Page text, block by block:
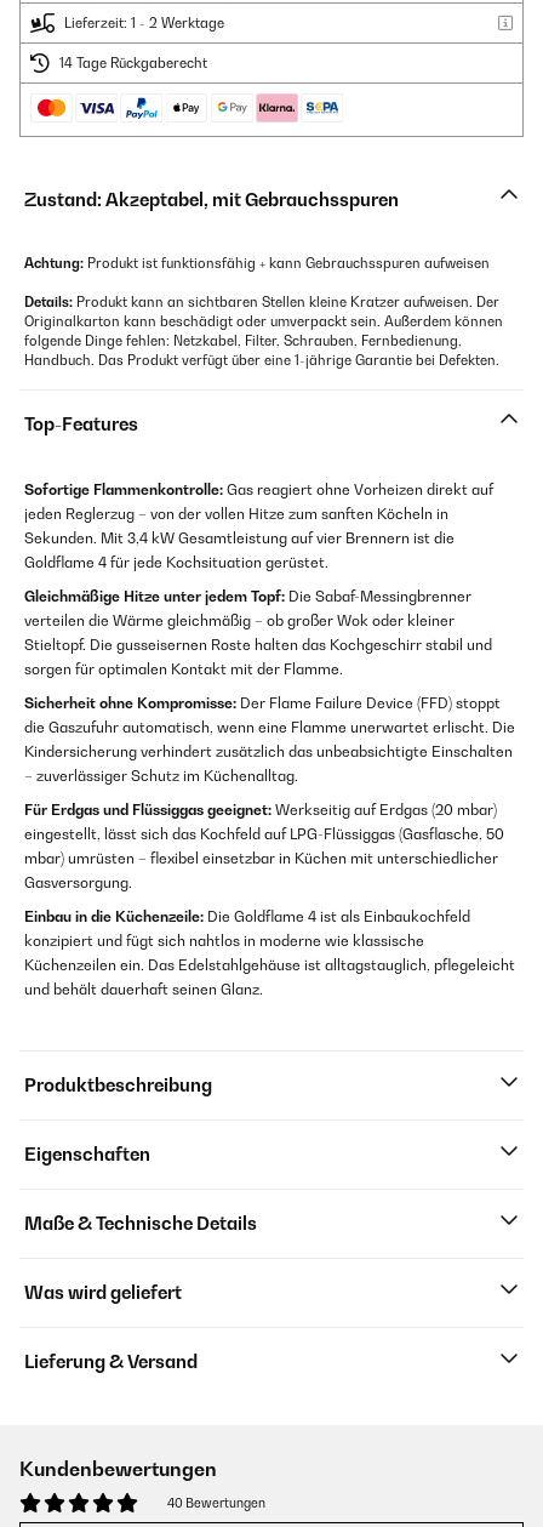
Lieferzeit: 1 - 2 Werktage
14 Tage Rückgaberecht
Zustand: Akzeptabel, mit Gebrauchsspuren
Achtung: Produkt ist funktionsfähig + kann Gebrauchsspuren aufweisen
Details: Produkt kann an sichtbaren Stellen kleine Kratzer aufweisen. Der
Originalkarton kann beschädigt oder umverpackt sein. Außerdem können
folgende Dinge fehlen: Netzkabel, Filter, Schrauben, Fernbedienung,
Handbuch. Das Produkt verfügt über eine 1-jährige Garantie bei Defekten.
Top-Features
Sofortige Flammenkon­trolle: Gas reagiert ohne Vorheizen direkt auf
jeden Reglerzug – von der vollen Hitze zum sanften Köcheln in
Sekunden. Mit 3,4 kW Gesamtleistung auf vier Brennern ist die
Goldflame 4 für jede Kochsituation gerüstet.
Gleichmäßige Hitze unter jedem Topf: Die Sabaf-Messing­brenner
verteilen die Wärme gleichmäßig – ob großer Wok oder kleiner
Stieltopf. Die gusseisernen Roste halten das Kochgeschirr stabil und
sorgen für optimalen Kontakt mit der Flamme.
Sicherheit ohne Kompromisse: Der Flame Failure Device (FFD) stoppt
die Gaszufuhr automatisch, wenn eine Flamme unerwartet erlischt. Die
Kindersicherung verhindert zusätzlich das unbeabsichtigte Einschalten
– zuverlässiger Schutz im Küchenalltag.
Für Erdgas und Flüssiggas geeignet: Werkseitig auf Erdgas (20 mbar)
eingestellt, lässt sich das Kochfeld auf LPG-Flüssiggas (Gasflasche, 50
mbar) umrüsten – flexibel einsetzbar in Küchen mit unterschiedlicher
Gasversorgung.
Einbau in die Küchenzeile: Die Goldflame 4 ist als Einbaukochfeld
konzipiert und fügt sich nahtlos in moderne wie klassische
Küchenzeilen ein. Das Edelstahlgehäuse ist alltagstauglich, pflegeleicht
und behält dauerhaft seinen Glanz.
Produktbeschreibung
Eigenschaften
Maße & Technische Details
Was wird geliefert
Lieferung & Versand
Kundenbewertungen
40 Bewertungen